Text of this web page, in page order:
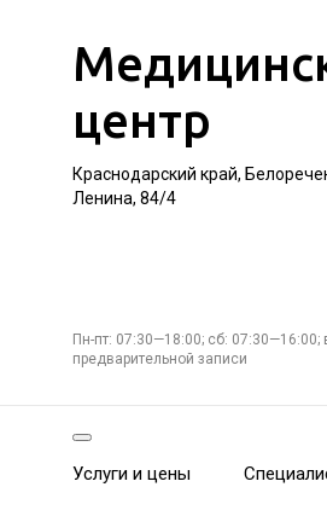
центр
Краснодарский край,
Ленина, 84/4
Пн-пт: 07:30—18:00; сб:
предварительной записи
Услуги и цены